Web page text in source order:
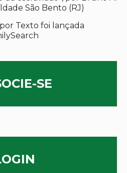
São Bento (RJ)
Texto foi lançada
SE